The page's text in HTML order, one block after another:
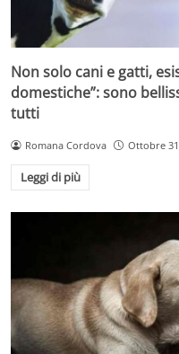
Non solo cani e gatti,
domestiche”: sono
tutti
Romana Cordova Ottobre
Leggi di più